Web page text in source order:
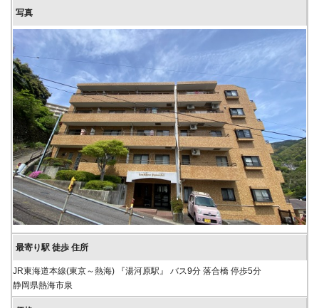
JR東海道本線(東京～熱海) 『湯河原駅』 バス9分 落合橋 停歩5分
静岡県熱海市泉